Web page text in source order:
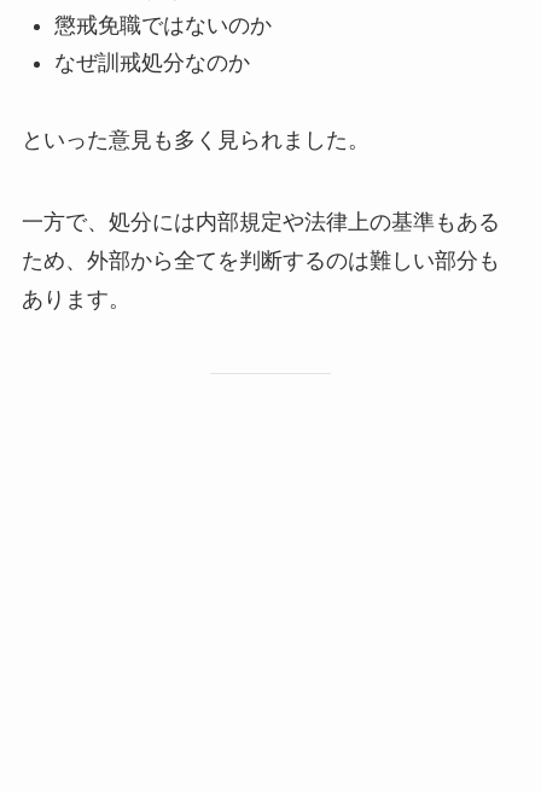
懲戒免職ではないのか
なぜ訓戒処分なのか
といった意見も多く見られました。
一方で、処分には内部規定や法律上の基準もある
ため、外部から全てを判断するのは難しい部分も
あります。